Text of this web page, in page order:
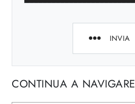
INVIA
CONTINUA A NAVIGARE